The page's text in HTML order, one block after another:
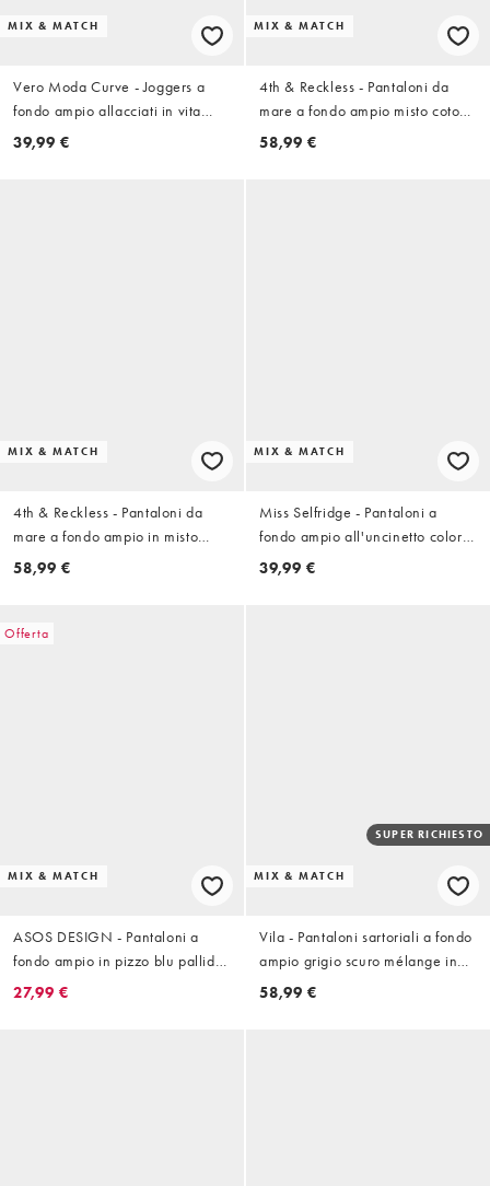
MIX & MATCH
Vero Moda Curve - Joggers a
fondo ampio allacciati in vita
marrone cioccolato in coordinato
39,99 €
MIX & MATCH
4th & Reckless - Pantaloni da
mare a fondo ampio misto cotone
color cioccolato all'uncinetto
58,99 €
MIX & MATCH
4th & Reckless - Pantaloni da
mare a fondo ampio in misto
cotone all'uncinetto allacciati in
58,99 €
MIX & MATCH
Miss Selfridge - Pantaloni a
fondo ampio all'uncinetto color
cioccolato
39,99 €
Offerta
MIX & MATCH
ASOS DESIGN - Pantaloni a
fondo ampio in pizzo blu pallido
in coordinato
27,99 €
MIX & MATCH
SUPER RICHIESTO
Vila - Pantaloni sartoriali a fondo
ampio grigio scuro mélange in
coordinato
58,99 €